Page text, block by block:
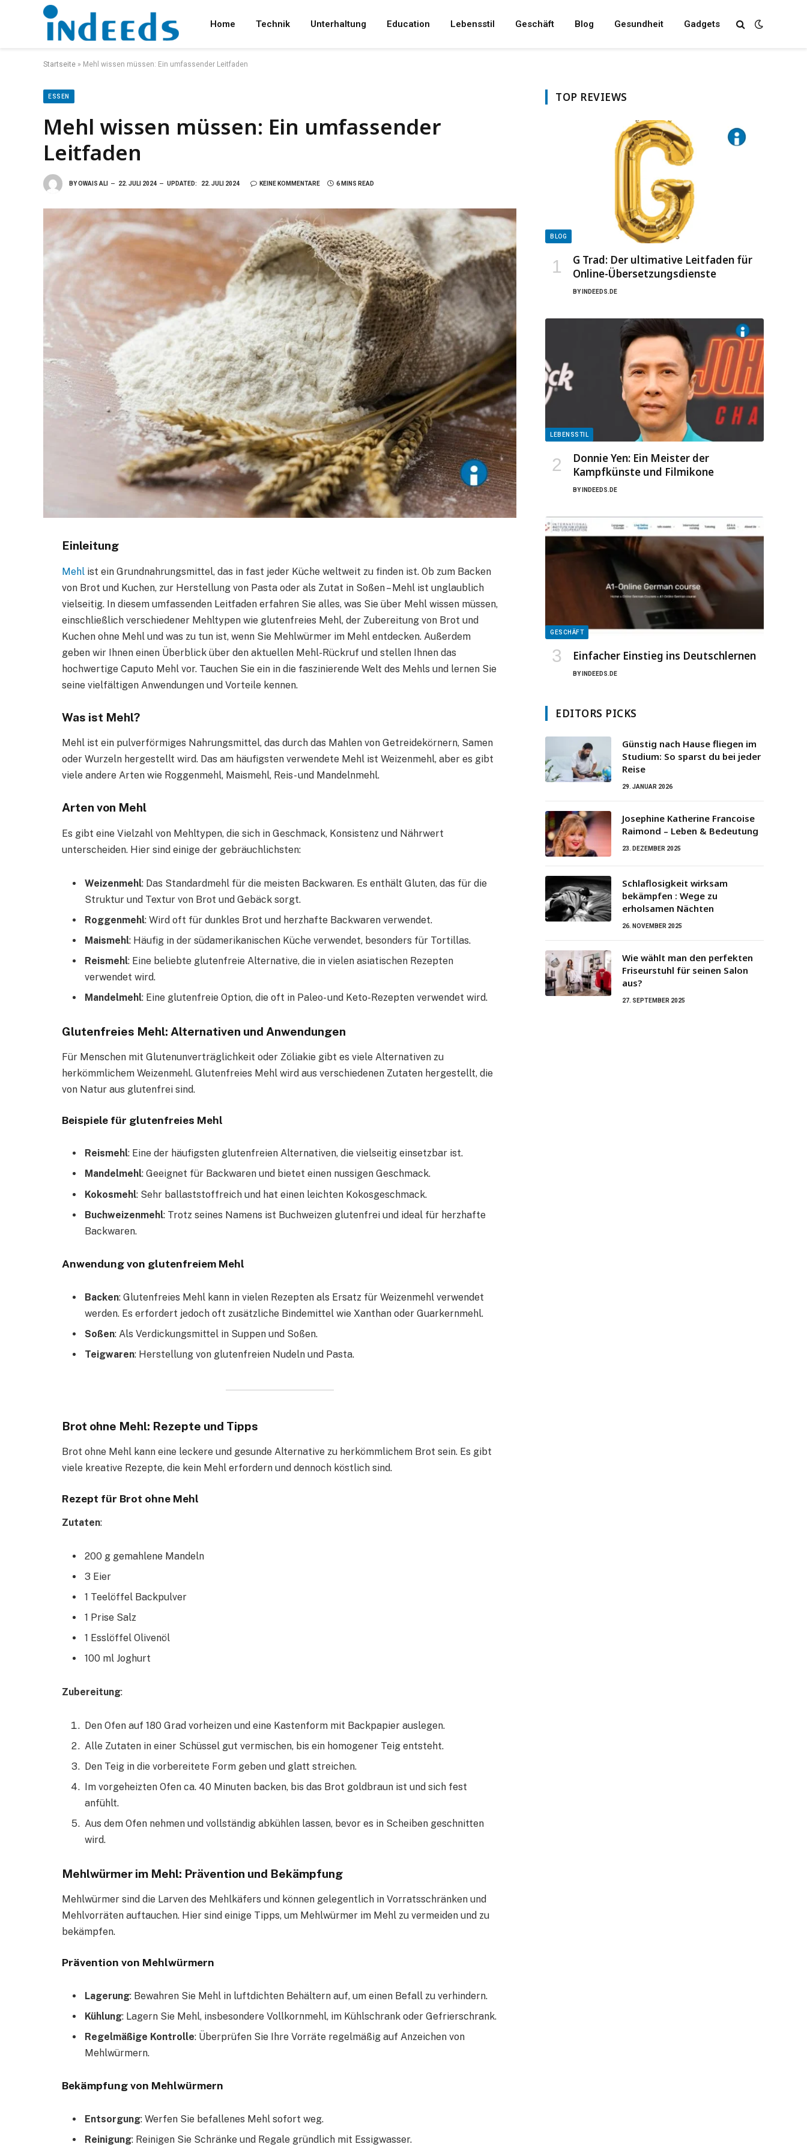
Home Technik Unterhaltung Education Lebensstil Geschäft Blog Gesundheit Gadgets
Startseite » Mehl wissen müssen: Ein umfassender Leitfaden
ESSEN
Mehl wissen müssen: Ein umfassender
Leitfaden
BYOWAIS ALI 22. JULI 2024 UPDATED: 22. JULI 2024 KEINE KOMMENTARE 6 MINS READ
Einleitung
Mehl ist ein Grundnahrungsmittel, das in fast jeder Küche weltweit zu finden ist. Ob zum Backen
von Brot und Kuchen, zur Herstellung von Pasta oder als Zutat in Soßen – Mehl ist unglaublich
vielseitig. In diesem umfassenden Leitfaden erfahren Sie alles, was Sie über Mehl wissen müssen,
einschließlich verschiedener Mehltypen wie glutenfreies Mehl, der Zubereitung von Brot und
Kuchen ohne Mehl und was zu tun ist, wenn Sie Mehlwürmer im Mehl entdecken. Außerdem
geben wir Ihnen einen Überblick über den aktuellen Mehl-Rückruf und stellen Ihnen das
hochwertige Caputo Mehl vor. Tauchen Sie ein in die faszinierende Welt des Mehls und lernen Sie
seine vielfältigen Anwendungen und Vorteile kennen.
Was ist Mehl?
Mehl ist ein pulverförmiges Nahrungsmittel, das durch das Mahlen von Getreidekörnern, Samen
oder Wurzeln hergestellt wird. Das am häufigsten verwendete Mehl ist Weizenmehl, aber es gibt
viele andere Arten wie Roggenmehl, Maismehl, Reis- und Mandelnmehl.
Arten von Mehl
Es gibt eine Vielzahl von Mehltypen, die sich in Geschmack, Konsistenz und Nährwert
unterscheiden. Hier sind einige der gebräuchlichsten:
Weizenmehl: Das Standardmehl für die meisten Backwaren. Es enthält Gluten, das für die
Struktur und Textur von Brot und Gebäck sorgt.
Roggenmehl: Wird oft für dunkles Brot und herzhafte Backwaren verwendet.
Maismehl: Häufig in der südamerikanischen Küche verwendet, besonders für Tortillas.
Reismehl: Eine beliebte glutenfreie Alternative, die in vielen asiatischen Rezepten
verwendet wird.
Mandelmehl: Eine glutenfreie Option, die oft in Paleo- und Keto-Rezepten verwendet wird.
Glutenfreies Mehl: Alternativen und Anwendungen
Für Menschen mit Glutenunverträglichkeit oder Zöliakie gibt es viele Alternativen zu
herkömmlichem Weizenmehl. Glutenfreies Mehl wird aus verschiedenen Zutaten hergestellt, die
von Natur aus glutenfrei sind.
Beispiele für glutenfreies Mehl
Reismehl: Eine der häufigsten glutenfreien Alternativen, die vielseitig einsetzbar ist.
Mandelmehl: Geeignet für Backwaren und bietet einen nussigen Geschmack.
Kokosmehl: Sehr ballaststoffreich und hat einen leichten Kokosgeschmack.
Buchweizenmehl: Trotz seines Namens ist Buchweizen glutenfrei und ideal für herzhafte
Backwaren.
Anwendung von glutenfreiem Mehl
Backen: Glutenfreies Mehl kann in vielen Rezepten als Ersatz für Weizenmehl verwendet
werden. Es erfordert jedoch oft zusätzliche Bindemittel wie Xanthan oder Guarkernmehl.
Soßen: Als Verdickungsmittel in Suppen und Soßen.
Teigwaren: Herstellung von glutenfreien Nudeln und Pasta.
Brot ohne Mehl: Rezepte und Tipps
Brot ohne Mehl kann eine leckere und gesunde Alternative zu herkömmlichem Brot sein. Es gibt
viele kreative Rezepte, die kein Mehl erfordern und dennoch köstlich sind.
Rezept für Brot ohne Mehl
Zutaten:
200 g gemahlene Mandeln
3 Eier
1 Teelöffel Backpulver
1 Prise Salz
1 Esslöffel Olivenöl
100 ml Joghurt
Zubereitung:
Den Ofen auf 180 Grad vorheizen und eine Kastenform mit Backpapier auslegen.
Alle Zutaten in einer Schüssel gut vermischen, bis ein homogener Teig entsteht.
Den Teig in die vorbereitete Form geben und glatt streichen.
Im vorgeheizten Ofen ca. 40 Minuten backen, bis das Brot goldbraun ist und sich fest
anfühlt.
Aus dem Ofen nehmen und vollständig abkühlen lassen, bevor es in Scheiben geschnitten
wird.
Mehlwürmer im Mehl: Prävention und Bekämpfung
Mehlwürmer sind die Larven des Mehlkäfers und können gelegentlich in Vorratsschränken und
Mehlvorräten auftauchen. Hier sind einige Tipps, um Mehlwürmer im Mehl zu vermeiden und zu
bekämpfen.
Prävention von Mehlwürmern
Lagerung: Bewahren Sie Mehl in luftdichten Behältern auf, um einen Befall zu verhindern.
Kühlung: Lagern Sie Mehl, insbesondere Vollkornmehl, im Kühlschrank oder Gefrierschrank.
Regelmäßige Kontrolle: Überprüfen Sie Ihre Vorräte regelmäßig auf Anzeichen von
Mehlwürmern.
Bekämpfung von Mehlwürmern
Entsorgung: Werfen Sie befallenes Mehl sofort weg.
Reinigung: Reinigen Sie Schränke und Regale gründlich mit Essigwasser.
TOP REVIEWS
BLOG
G Trad: Der ultimative Leitfaden für
Online-Übersetzungsdienste
BY INDEEDS.DE
LEBENSSTIL
Donnie Yen: Ein Meister der
Kampfkünste und Filmikone
BY INDEEDS.DE
GESCHÄFT
Einfacher Einstieg ins Deutschlernen
BY INDEEDS.DE
EDITORS PICKS
Günstig nach Hause fliegen im
Studium: So sparst du bei jeder
Reise
29. JANUAR 2026
Josephine Katherine Francoise
Raimond – Leben & Bedeutung
23. DEZEMBER 2025
Schlaflosigkeit wirksam
bekämpfen : Wege zu
erholsamen Nächten
26. NOVEMBER 2025
Wie wählt man den perfekten
Friseurstuhl für seinen Salon
aus?
27. SEPTEMBER 2025